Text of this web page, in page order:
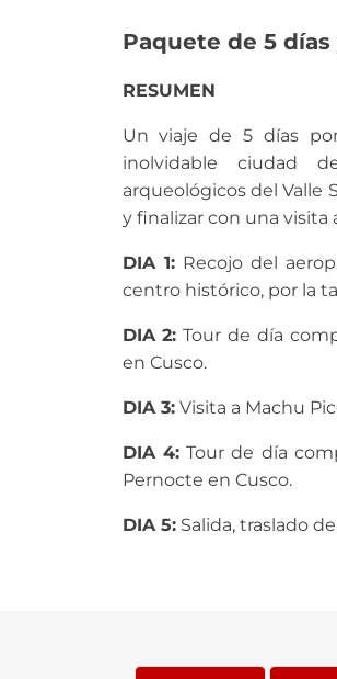
Paquete de 5
RESUMEN
Un viaje de 5 días
inolvidable ciudad
arqueológicos del Valle
y finalizar con una visita
DIA 1:Recojo del
centro histórico, por la
DIA 2: Tour de día
en Cusco.
DIA 3:Visita a Machu
DIA 4:Tour de día
Pernocte en Cusco.
DIA 5:Salida, traslado